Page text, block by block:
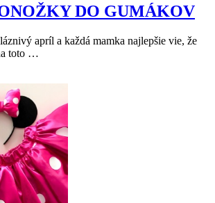
DO GUMÁKOV
apríl a každá mamka najlepšie vie, že
toto …